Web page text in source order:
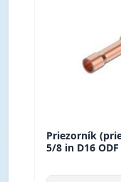
Priezorník
5/8 in D16